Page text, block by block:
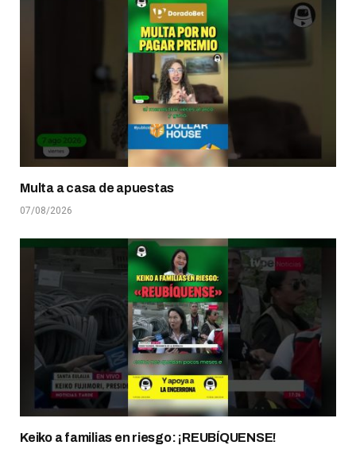
Multa a casa de apuestas
07/08/2026
Keiko a familias en riesgo: ¡REUBÍQUENSE!